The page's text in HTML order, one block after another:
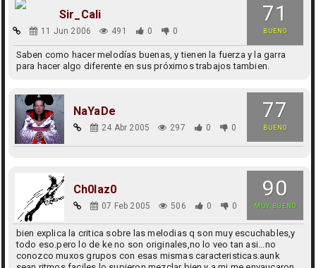
71
BUENO
Sir_Cali
11 Jun 2006 491 0 0
Saben como hacer melodías buenas, y tienen la fuerza y la garra
para hacer algo diferente en sus próximos trabajos tambien.
77
BUENO
NaYaDe
24 Abr 2005 297 0 0
90
MUY BUENO
Ch0laz0
07 Feb 2005 506 0 0
bien explica la critica sobre las melodias q son muy escuchables,y
todo eso.pero lo de ke no son originales,no lo veo tan asi...no
conozco muxos grupos con esas mismas caracteristicas.aunk